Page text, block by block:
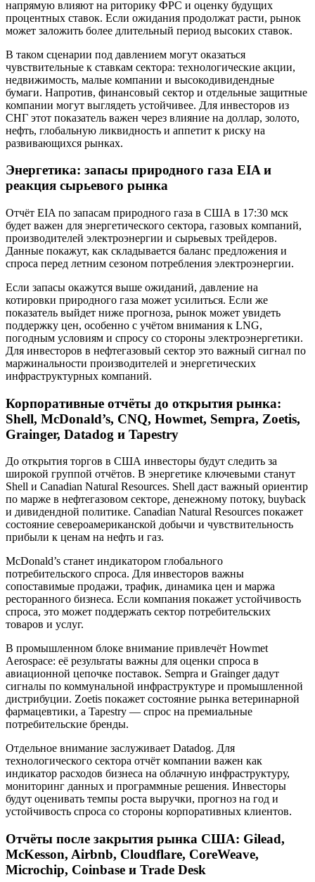
напрямую влияют на риторику ФРС и оценку будущих
процентных ставок. Если ожидания продолжат расти, рынок
может заложить более длительный период высоких ставок.
В таком сценарии под давлением могут оказаться
чувствительные к ставкам сектора: технологические акции,
недвижимость, малые компании и высокодивидендные
бумаги. Напротив, финансовый сектор и отдельные защитные
компании могут выглядеть устойчивее. Для инвесторов из
СНГ этот показатель важен через влияние на доллар, золото,
нефть, глобальную ликвидность и аппетит к риску на
развивающихся рынках.
Энергетика: запасы природного газа EIA и
реакция сырьевого рынка
Отчёт EIA по запасам природного газа в США в 17:30 мск
будет важен для энергетического сектора, газовых компаний,
производителей электроэнергии и сырьевых трейдеров.
Данные покажут, как складывается баланс предложения и
спроса перед летним сезоном потребления электроэнергии.
Если запасы окажутся выше ожиданий, давление на
котировки природного газа может усилиться. Если же
показатель выйдет ниже прогноза, рынок может увидеть
поддержку цен, особенно с учётом внимания к LNG,
погодным условиям и спросу со стороны электроэнергетики.
Для инвесторов в нефтегазовый сектор это важный сигнал по
маржинальности производителей и энергетических
инфраструктурных компаний.
Корпоративные отчёты до открытия рынка:
Shell, McDonald’s, CNQ, Howmet, Sempra, Zoetis,
Grainger, Datadog и Tapestry
До открытия торгов в США инвесторы будут следить за
широкой группой отчётов. В энергетике ключевыми станут
Shell и Canadian Natural Resources. Shell даст важный ориентир
по марже в нефтегазовом секторе, денежному потоку, buyback
и дивидендной политике. Canadian Natural Resources покажет
состояние североамериканской добычи и чувствительность
прибыли к ценам на нефть и газ.
McDonald’s станет индикатором глобального
потребительского спроса. Для инвесторов важны
сопоставимые продажи, трафик, динамика цен и маржа
ресторанного бизнеса. Если компания покажет устойчивость
спроса, это может поддержать сектор потребительских
товаров и услуг.
В промышленном блоке внимание привлечёт Howmet
Aerospace: её результаты важны для оценки спроса в
авиационной цепочке поставок. Sempra и Grainger дадут
сигналы по коммунальной инфраструктуре и промышленной
дистрибуции. Zoetis покажет состояние рынка ветеринарной
фармацевтики, а Tapestry — спрос на премиальные
потребительские бренды.
Отдельное внимание заслуживает Datadog. Для
технологического сектора отчёт компании важен как
индикатор расходов бизнеса на облачную инфраструктуру,
мониторинг данных и программные решения. Инвесторы
будут оценивать темпы роста выручки, прогноз на год и
устойчивость спроса со стороны корпоративных клиентов.
Отчёты после закрытия рынка США: Gilead,
McKesson, Airbnb, Cloudflare, CoreWeave,
Microchip, Coinbase и Trade Desk